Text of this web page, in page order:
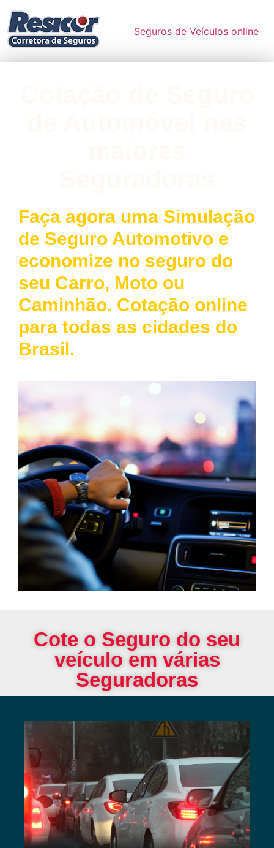
Seguros de Veículos online
Faça agora uma Simulação
de Seguro Automotivo e
economize no seguro do
seu Carro, Moto ou
Caminhão. Cotação online
para todas as cidades do
Brasil.
Cote o Seguro do seu
veículo em várias
Seguradoras